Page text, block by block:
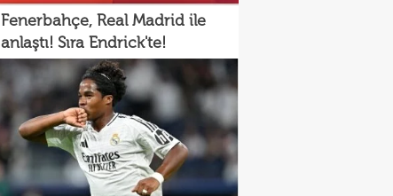
Fenerbahçe, Real Madrid ile
anlaştı! Sıra Endrick'te!